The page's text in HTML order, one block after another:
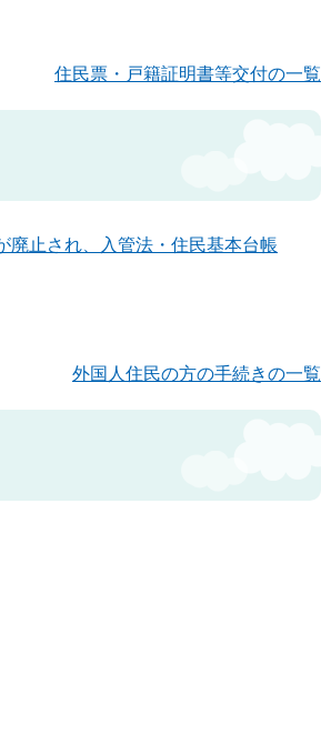
住民票・戸籍証明書等交付の一覧
廃止され、入管法・住民基本台帳
外国人住民の方の手続きの一覧